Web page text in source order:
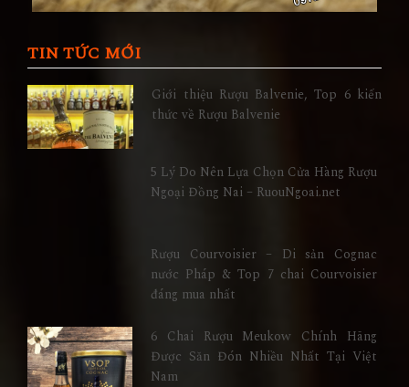
TIN TỨC MỚI
Giới thiệu Rượu Balvenie, Top 6 kiến
thức về Rượu Balvenie
5 Lý Do Nên Lựa Chọn Cửa Hàng Rượu
Ngoại Đồng Nai – RuouNgoai.net
Rượu Courvoisier – Di sản Cognac
nước Pháp & Top 7 chai Courvoisier
đáng mua nhất
6 Chai Rượu Meukow Chính Hãng
Được Săn Đón Nhiều Nhất Tại Việt
Nam